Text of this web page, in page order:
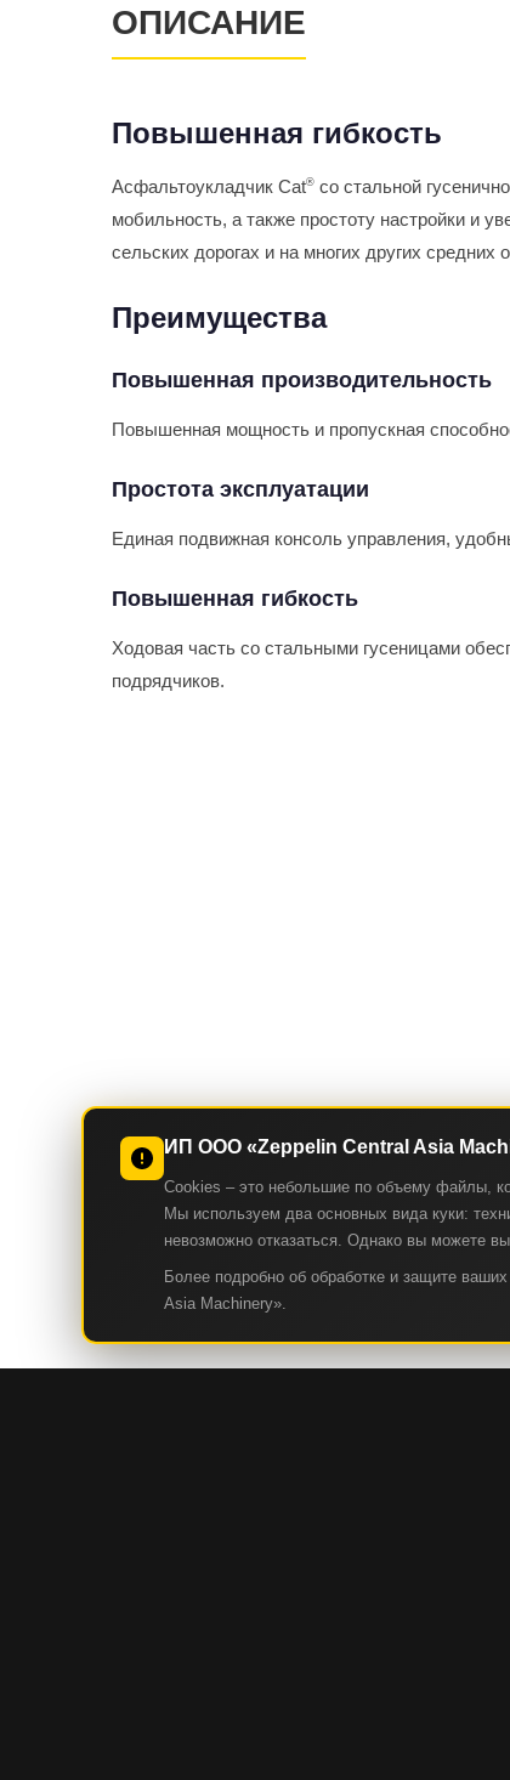
ОПИСАНИЕ
Повышенная гибкость
Асфальтоукладчик Cat® со стальной
мобильность, а также простоту настройки и
сельских дорогах и на многих других средних
Преимущества
Повышенная производительность
Повышенная мощность и пропускная
Простота эксплуатации
Единая подвижная консоль управления,
Повышенная гибкость
Ходовая часть со стальными гусеницами
подрядчиков.
ИП ООО «Zeppelin Central Asia
Cookies – это небольшие по объему файлы,
Мы используем два основных вида куки:
невозможно отказаться. Однако вы можете
Более подробно об обработке и защите
Asia Machinery».